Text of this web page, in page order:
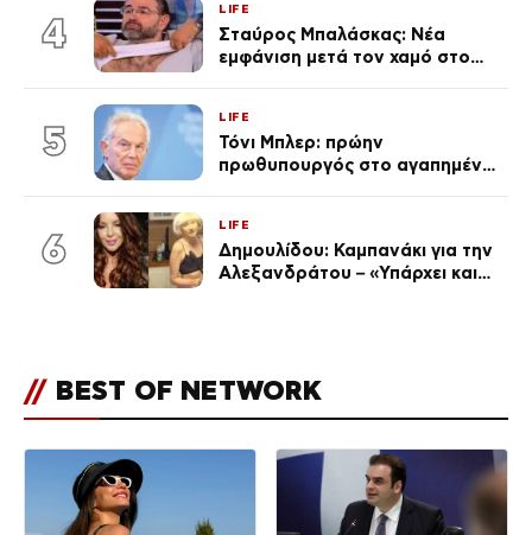
απαρατήρητη
4
LIFE
Σταύρος Μπαλάσκας: Νέα
εμφάνιση μετά τον χαμό στο
5
LIFE
Τόνι Μπλερ: πρώην
πρωθυπουργός στο αγαπημένο
6
LIFE
Δημουλίδου: Καμπανάκι για την
Αλεξανδράτου – «Υπάρχει και
// BEST OF NETWORK